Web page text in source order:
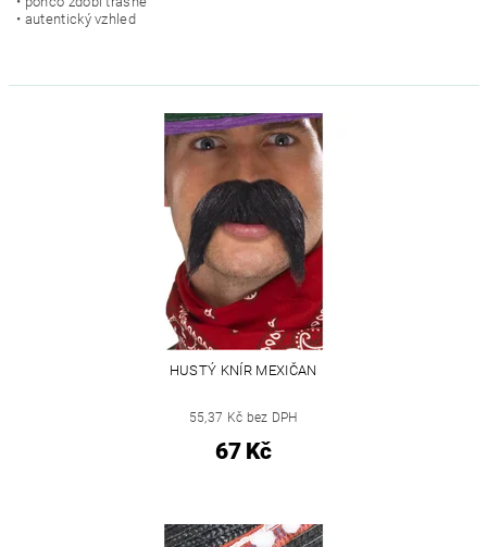
• autentický vzhled
HUSTÝ KNÍR MEXIČAN
55,37 Kč bez DPH
67 Kč